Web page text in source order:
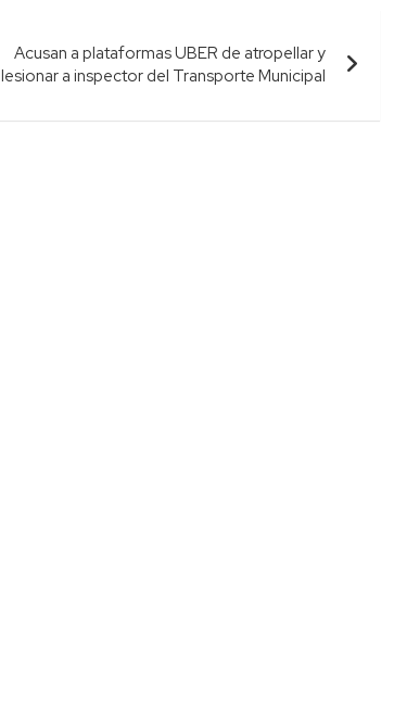
Acusan a plataformas UBER de atropellar y
lesionar a inspector del Transporte Municipal